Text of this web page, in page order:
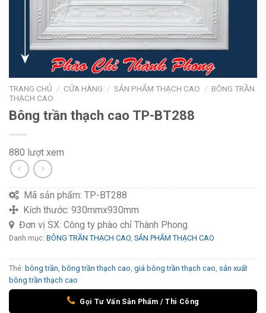
TRANG CHỦ / CỬA HÀNG / SẢN PHẨM THẠCH CAO / BÔNG TRẦN
THẠCH CAO
Bông trần thạch cao TP-BT288
880 lượt xem
Mã sản phẩm: TP-BT288
Kích thước: 930mmx930mm
Đơn vị SX: Công ty phào chỉ Thành Phong
Danh mục: BÔNG TRẦN THẠCH CAO, SẢN PHẨM THẠCH CAO
Thẻ: bông trần, bông trần thạch cao, giá bông trần thạch cao, sản xuất
bông trần thạch cao
Gọi Tư Vấn Sản Phẩm / Thi Công